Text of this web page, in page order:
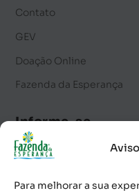
Para melhorar a sua
Contato
GEV
Doação Online
Fazenda da Esperança
Informe-se
Notícias